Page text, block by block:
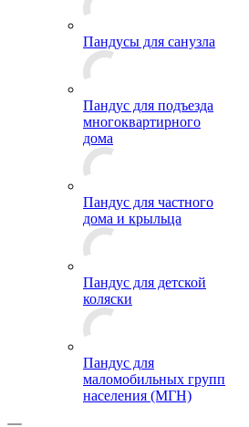
Пандусы для санузла
Пандус для подъезда
многоквартирного
дома
Пандус для частного
дома и крыльца
Пандус для детской
коляски
Пандус для
маломобильных групп
населения (МГН)